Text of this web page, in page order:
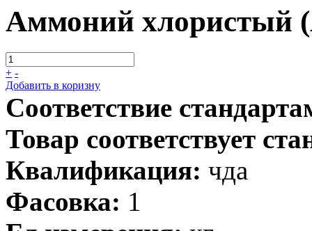
Аммоний хлористый
+ -
Добавить в коризну
Соответствие
Товар соответствует
Квалификация: чда
Фасовка: 1